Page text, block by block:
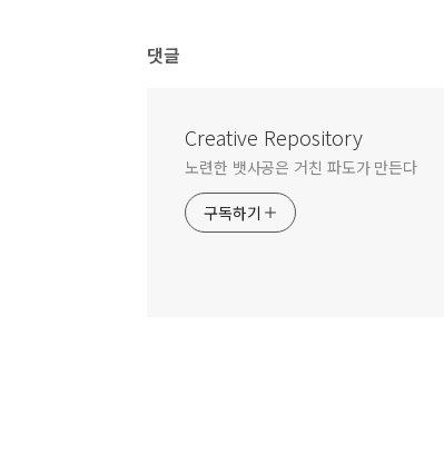
댓글
Creative Repository
노련한 뱃사공은 거친 파도가 만든다
구독하기